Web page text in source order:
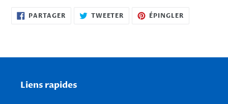
PARTAGERPARTAGER
SUR
TWEETER TWEETERÉPINGLER
Liens rapides